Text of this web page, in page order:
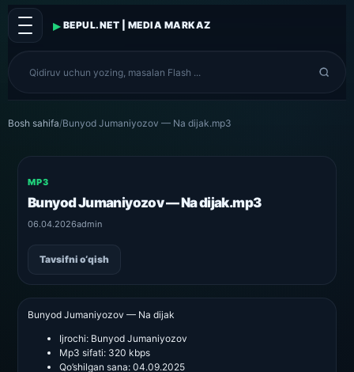
▸ BEPUL.NET | MEDIA MARKAZ
Bosh sahifa/Bunyod Jumaniyozov — Na dijak.mp3
MP3
Bunyod Jumaniyozov — Na dijak.mp3
06.04.2026admin
Tavsifni o‘qish
Bunyod Jumaniyozov — Na dijak
Ijrochi: Bunyod Jumaniyozov
Mp3 sifati: 320 kbps
Qo’shilgan sana: 04.09.2025